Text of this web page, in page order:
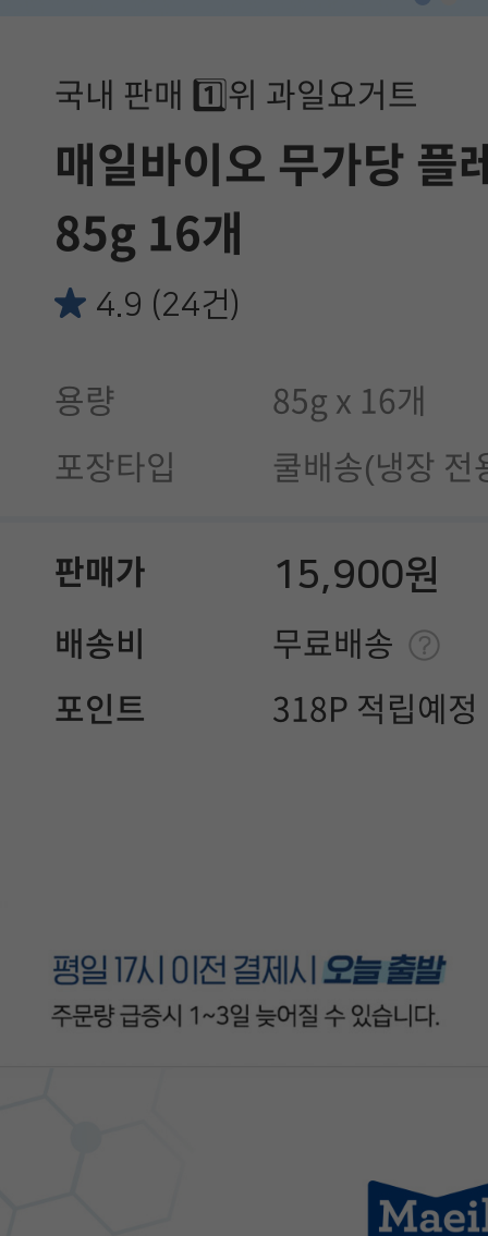
국내 판매 1️⃣위 과일요거트
매일바이오 무가당 플
85g 16개
4.9 (24건)
용량 85g x 16개
포장타입 쿨배송(냉장 전
판매가 15,900원
배송비
무료배송
포인트
318P 적립예정